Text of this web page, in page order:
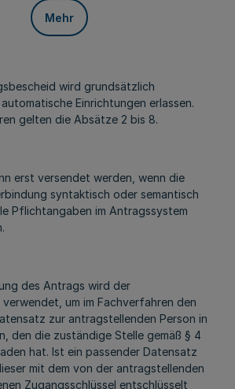
Mehr
wird grundsätzlich
Einrichtungen erlassen.
gelten die Absätze 2 bis 8.
erst versendet werden, wenn die
syntaktisch oder semantisch
Pflichtangaben im Antragssystem
des Antrags wird der
verwendet, um im Fachverfahren den
zur antragstellenden Person in
den die zuständige Stelle gemäß § 4
hat. Ist ein passender Datensatz
mit dem von der antragstellenden
Zugangsschlüssel entschlüsselt